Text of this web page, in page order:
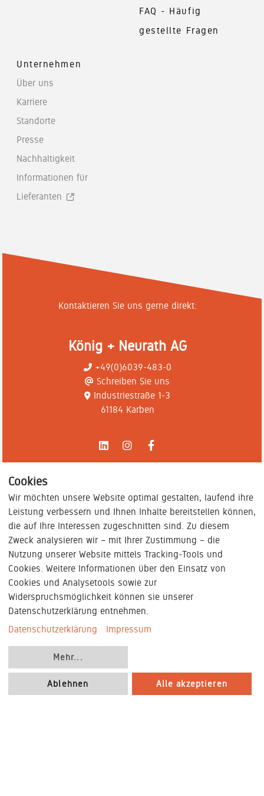
FAQ - Häufig
gestellte Fragen
Unternehmen
Über uns
Karriere
Standorte
Presse
Nachhaltigkeit
Informationen für
Lieferanten
Kontaktieren Sie uns gerne direkt:
König + Neurath AG
+49(0)6039-483-0
Schreiben Sie uns
Industriestraße 1-3
61184 Karben
Cookies
Wir möchten unsere Website optimal gestalten, laufend ihre
Leistung verbessern und Ihnen Inhalte bereitstellen können,
die auf Ihre Interessen zugeschnitten sind. Zu diesem
Zweck analysieren wir – mit Ihrer Zustimmung – die
Nutzung unserer Website mittels Tracking-Tools und
Cookies. Weitere Informationen über den Einsatz von
Cookies und Analysetools sowie zur
Widerspruchsmöglichkeit können sie unserer
Datenschutzerklärung entnehmen.
Datenschutzerklärung
Impressum
Mehr...
Ablehnen Alle akzeptieren